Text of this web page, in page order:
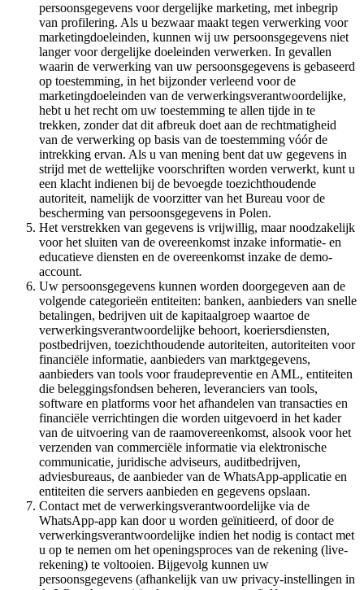
persoonsgegevens voor dergelijke marketing, met inbegrip
van profilering. Als u bezwaar maakt tegen verwerking voor
marketingdoeleinden, kunnen wij uw persoonsgegevens niet
langer voor dergelijke doeleinden verwerken. In gevallen
waarin de verwerking van uw persoonsgegevens is gebaseerd
op toestemming, in het bijzonder verleend voor de
marketingdoeleinden van de verwerkingsverantwoordelijke,
hebt u het recht om uw toestemming te allen tijde in te
trekken, zonder dat dit afbreuk doet aan de rechtmatigheid
van de verwerking op basis van de toestemming vóór de
intrekking ervan. Als u van mening bent dat uw gegevens in
strijd met de wettelijke voorschriften worden verwerkt, kunt u
een klacht indienen bij de bevoegde toezichthoudende
autoriteit, namelijk de voorzitter van het Bureau voor de
bescherming van persoonsgegevens in Polen.
Het verstrekken van gegevens is vrijwillig, maar noodzakelijk
voor het sluiten van de overeenkomst inzake informatie- en
educatieve diensten en de overeenkomst inzake de demo-
account.
Uw persoonsgegevens kunnen worden doorgegeven aan de
volgende categorieën entiteiten: banken, aanbieders van snelle
betalingen, bedrijven uit de kapitaalgroep waartoe de
verwerkingsverantwoordelijke behoort, koeriersdiensten,
postbedrijven, toezichthoudende autoriteiten, autoriteiten voor
financiële informatie, aanbieders van marktgegevens,
aanbieders van tools voor fraudepreventie en AML, entiteiten
die beleggingsfondsen beheren, leveranciers van tools,
software en platforms voor het afhandelen van transacties en
financiële verrichtingen die worden uitgevoerd in het kader
van de uitvoering van de raamovereenkomst, alsook voor het
verzenden van commerciële informatie via elektronische
communicatie, juridische adviseurs, auditbedrijven,
adviesbureaus, de aanbieder van de WhatsApp-applicatie en
entiteiten die servers aanbieden en gegevens opslaan.
Contact met de verwerkingsverantwoordelijke via de
WhatsApp-app kan door u worden geïnitieerd, of door de
verwerkingsverantwoordelijke indien het nodig is contact met
u op te nemen om het openingsproces van de rekening (live-
rekening) te voltooien. Bijgevolg kunnen uw
persoonsgegevens (afhankelijk van uw privacy-instellingen in